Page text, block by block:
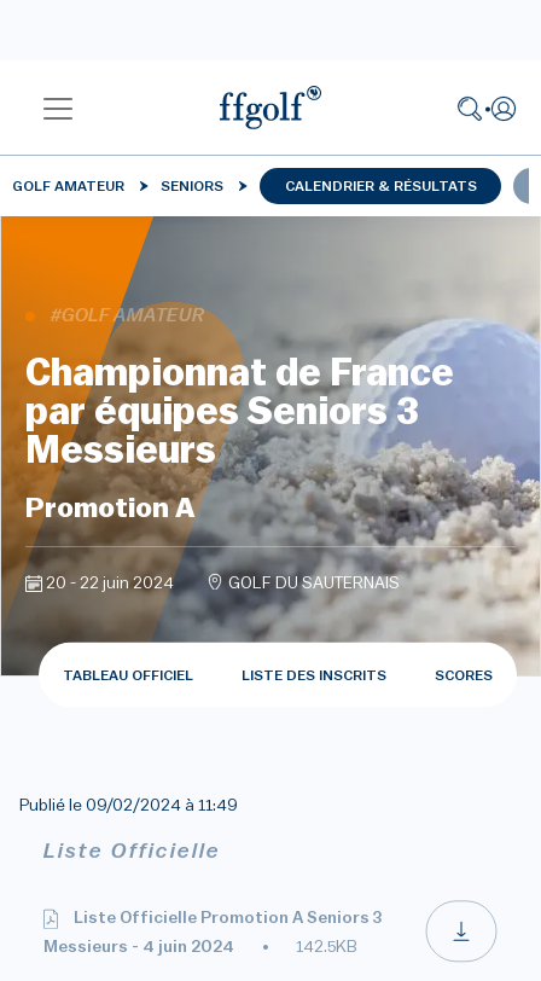
GOLF AMATEUR SENIORS CALENDRIER & RÉSULTATS
#GOLF AMATEUR
Championnat de France
par équipes Seniors 3
Messieurs
Promotion A
20 - 22 juin 2024 GOLF DU SAUTERNAIS
TABLEAU OFFICIEL LISTE DES INSCRITS SCORES
Publié le 09/02/2024 à 11:49
Liste Officielle
Liste Officielle Promotion A Seniors 3
Messieurs - 4 juin 2024
142.5KB